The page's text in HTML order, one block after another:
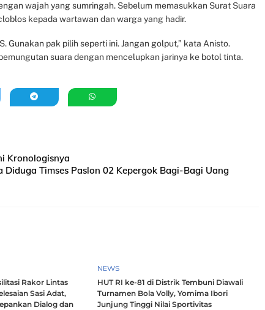
wajah yang sumringah. Sebelum memasukkan Surat Suara
kepada wartawan dan warga yang hadir.
Gunakan pak pilih seperti ini. Jangan golput,” kata Anisto.
suara dengan mencelupkan jarinya ke botol tinta.
Kronologisnya
Diduga Timses Paslon 02 Kepergok Bagi-Bagi Uang
Rakor Lintas
Sasi Adat,
Dialog dan
NEWS
HUT RI ke-81 di Distrik Tembuni Diawali
Turnamen Bola Volly, Yomima Ibori
Junjung Tinggi Nilai Sportivitas